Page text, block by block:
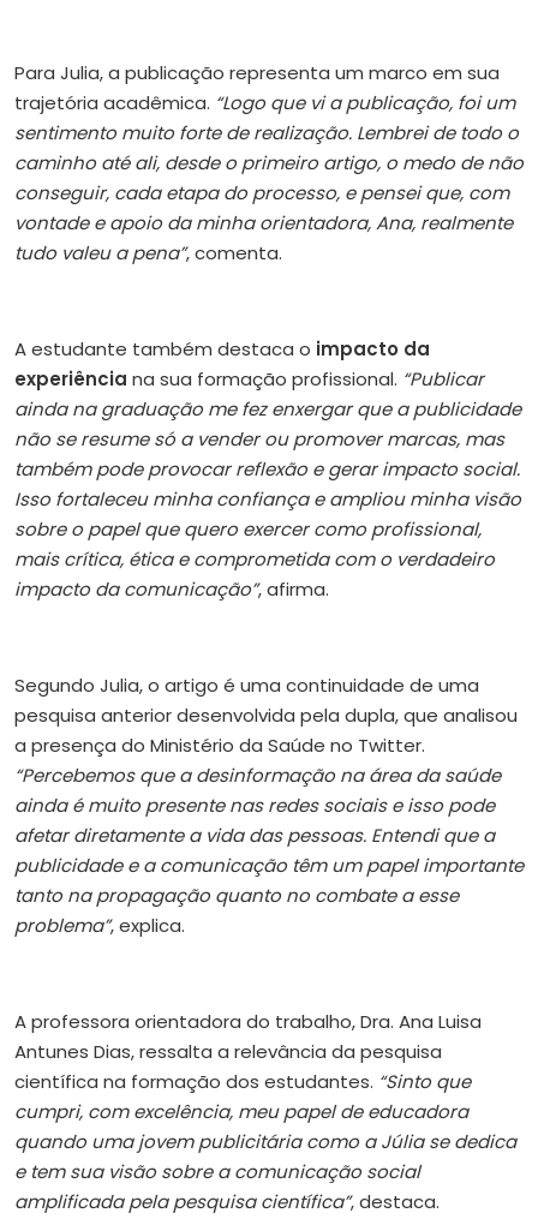
Para Julia, a publicação representa um marco em sua
trajetória acadêmica. “Logo que vi a publicação, foi um
sentimento muito forte de realização. Lembrei de todo o
caminho até ali, desde o primeiro artigo, o medo de não
conseguir, cada etapa do processo, e pensei que, com
vontade e apoio da minha orientadora, Ana, realmente
tudo valeu a pena”, comenta.
A estudante também destaca o impacto da
experiência na sua formação profissional. “Publicar
ainda na graduação me fez enxergar que a publicidade
não se resume só a vender ou promover marcas, mas
também pode provocar reflexão e gerar impacto social.
Isso fortaleceu minha confiança e ampliou minha visão
sobre o papel que quero exercer como profissional,
mais crítica, ética e comprometida com o verdadeiro
impacto da comunicação”, afirma.
Segundo Julia, o artigo é uma continuidade de uma
pesquisa anterior desenvolvida pela dupla, que analisou
a presença do Ministério da Saúde no Twitter.
“Percebemos que a desinformação na área da saúde
ainda é muito presente nas redes sociais e isso pode
afetar diretamente a vida das pessoas. Entendi que a
publicidade e a comunicação têm um papel importante
tanto na propagação quanto no combate a esse
problema”, explica.
A professora orientadora do trabalho, Dra. Ana Luisa
Antunes Dias, ressalta a relevância da pesquisa
científica na formação dos estudantes. “Sinto que
cumpri, com excelência, meu papel de educadora
quando uma jovem publicitária como a Júlia se dedica
e tem sua visão sobre a comunicação social
amplificada pela pesquisa científica”, destaca.